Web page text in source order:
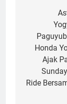
Honda
Ajak
Ride